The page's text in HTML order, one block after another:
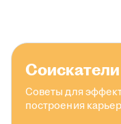
Соискатели
Советы для
построения